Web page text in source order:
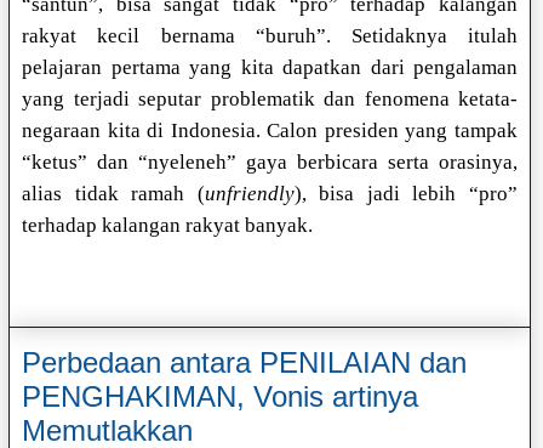
rakyat kecil bernama “buruh”. Setidaknya itulah
pelajaran pertama yang kita dapatkan dari pengalaman
yang terjadi seputar problematik dan fenomena ketata-
negaraan kita di Indonesia. Calon presiden yang tampak
“ketus” dan “nyeleneh” gaya berbicara serta orasinya,
alias tidak ramah (unfriendly), bisa jadi lebih “pro”
terhadap kalangan rakyat banyak.
Perbedaan antara PENILAIAN dan
PENGHAKIMAN, Vonis artinya
Memutlakkan